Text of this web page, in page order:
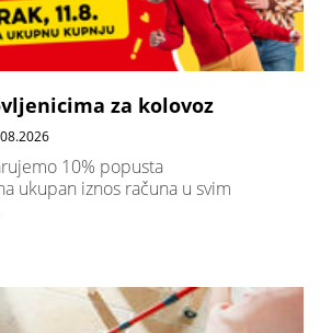
za kolovoz
10% popusta
ukupan iznos računa u svim